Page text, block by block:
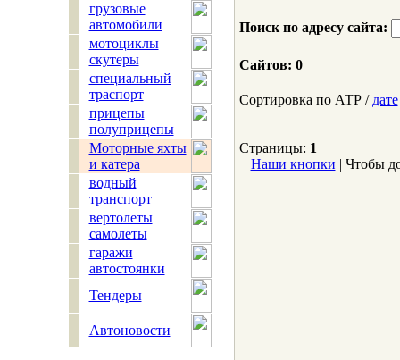
грузовые
автомобили
мотоциклы
скутеры
специальный
траспорт
прицепы
полуприцепы
Моторные яхты
и катера
водный
транспорт
вертолеты
самолеты
гаражи
автостоянки
Тендеры
Автоновости
Поиск по адресу сайта:
Сайтов: 0
Сортировка по АТР / дате
Страницы: 1
Наши кнопки | Чтобы